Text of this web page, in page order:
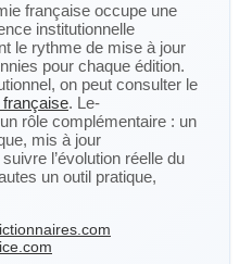
française occupe une
institutionnelle
le rythme de mise à jour
pour chaque édition.
on peut consulter le
française. Le-
rôle complémentaire : un
mis à jour
l’évolution réelle du
un outil pratique,